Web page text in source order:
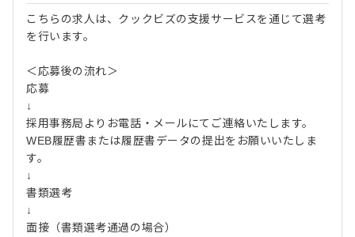
こちらの求人は、クックビズの支援サービスを通じて選考
を行います。
＜応募後の流れ＞
応募
↓
採用事務局よりお電話・メールにてご連絡いたします。
WEB履歴書または履歴書データの提出をお願いいたしま
す。
↓
書類選考
↓
面接（書類選考通過の場合）